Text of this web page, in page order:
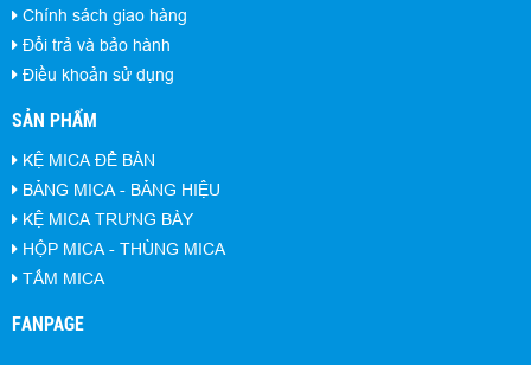
Chính sách giao hàng
Đổi trả và bảo hành
Điều khoản sử dụng
SẢN PHẨM
KỆ MICA ĐỂ BÀN
BẢNG MICA - BẢNG HIỆU
KỆ MICA TRƯNG BÀY
HỘP MICA - THÙNG MICA
TẤM MICA
FANPAGE